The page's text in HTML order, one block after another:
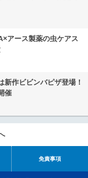
アース製薬の虫ケアス
新作ビビンバピザ登場！
催
免責事項